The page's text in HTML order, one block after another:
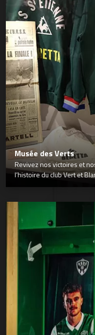
Musée des Verts
Revivez nos victoires et
l’histoire du club Vert et